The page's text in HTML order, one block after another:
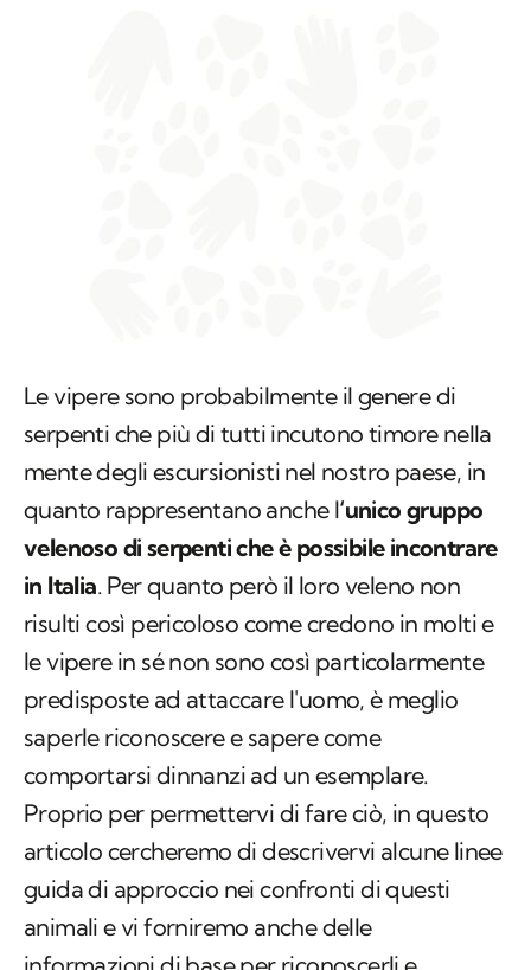
Le vipere sono probabilmente il genere di
serpenti che più di tutti incutono timore nella
mente degli escursionisti nel nostro paese, in
quanto rappresentano anche l‘unico gruppo
velenoso di serpenti che è possibile incontrare
in Italia. Per quanto però il loro veleno non
risulti così pericoloso come credono in molti e
le vipere in sé non sono così particolarmente
predisposte ad attaccare l'uomo, è meglio
saperle riconoscere e sapere come
comportarsi dinnanzi ad un esemplare.
Proprio per permettervi di fare ciò, in questo
articolo cercheremo di descrivervi alcune linee
guida di approccio nei confronti di questi
animali e vi forniremo anche delle